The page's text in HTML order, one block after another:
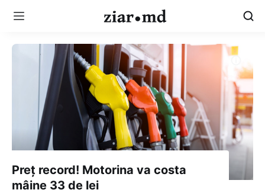
Preț record! Motorina va costa
mâine 33 de lei